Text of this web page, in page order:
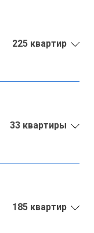
225 квартир
33 квартиры
185 квартир